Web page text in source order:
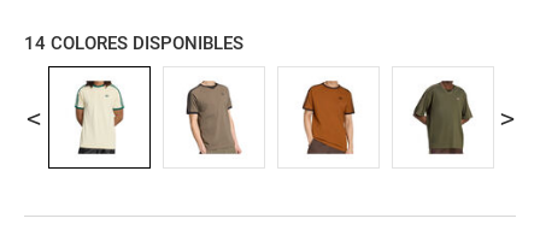
14 COLORES DISPONIBLES